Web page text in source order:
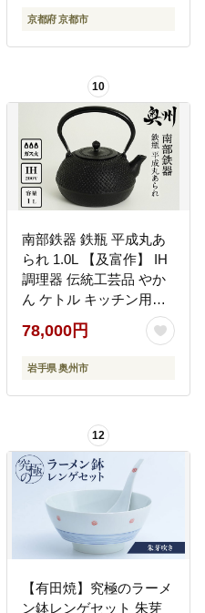
すすめ 食器 うつわ 陶器
料 ふるさと納税 ］
京都府 京都市
10
南部鉄器 鉄瓶 平成丸あ
られ 1.0L 【及富作】 IH
調理器 伝統工芸品 やか
ん ケトル キッチン用品
食器 日用品 雑貨
[AK002]
78,000円
岩手県 奥州市
12
【有田焼】究極のラーメ
ン鉢レンゲセット 朱芽